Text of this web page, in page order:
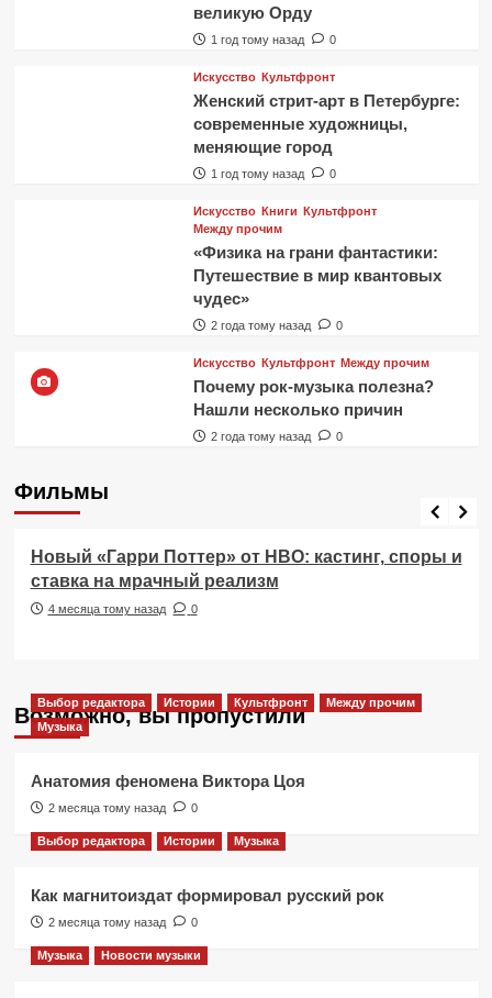
великую Орду
1 год тому назад 0
Искусство Культфронт
Женский стрит-арт в Петербурге:
современные художницы,
меняющие город
1 год тому назад 0
Искусство Книги Культфронт
Между прочим
«Физика на грани фантастики:
Путешествие в мир квантовых
чудес»
2 года тому назад 0
Искусство Культфронт Между прочим
Почему рок-музыка полезна?
Нашли несколько причин
2 года тому назад 0
Фильмы
Фильмы
Новый «Гарри Поттер» от HBO: кастинг, споры и
ставка на мрачный реализм
4 месяца тому назад 0
Возможно, вы пропустили
Выбор редактора Истории Культфронт
Между прочим
Музыка
Анатомия феномена Виктора Цоя
2 месяца тому назад 0
Выбор редактора Истории Музыка
Как магнитоиздат формировал русский рок
2 месяца тому назад 0
Музыка Новости музыки